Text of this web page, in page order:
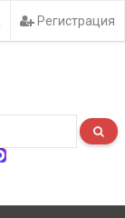
Регистрация